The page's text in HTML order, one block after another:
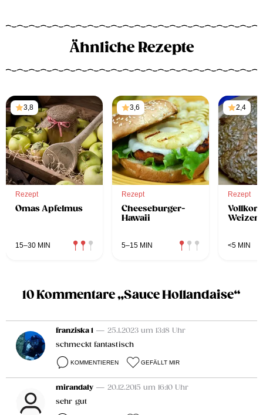
Ähnliche Rezepte
3,8
Rezept
Omas Apfelmus
15–30 MIN
3,6
Rezept
Cheeseburger-
Hawaii
5–15 MIN
2,4
Rezept
<5 MIN
10 Kommentare „Sauce Hollandaise“
franziska 1 — 25.1.2023 um 13:18 Uhr
schmeckt fantastisch
KOMMENTIEREN GEFÄLLT MIR
mirandaly — 20.12.2015 um 16:10 Uhr
sehr gut